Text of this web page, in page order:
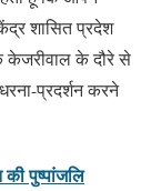
शासित प्रदेश
केजरीवाल के दौरे से
प्रदर्शन करने
पुष्पांजलि